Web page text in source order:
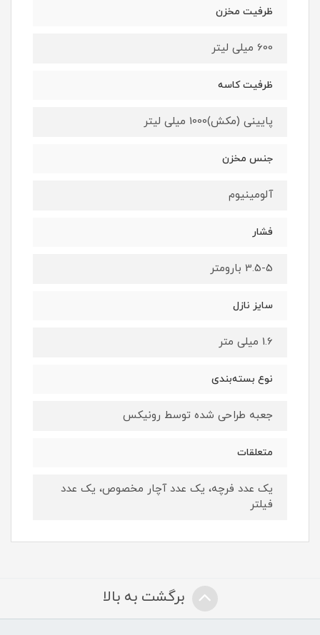
ظرفیت مخزن
600 میلی لیتر
ظرفیت کاسه
پایینی (مکش)1000 میلی لیتر
جنس مخزن
آلومینیوم
فشار
3.5-5 بارومتر
سایز نازل
1.6 میلی متر
نوع بسته‌بندی
جعبه طراحی شده توسط رونیکس
متعلقات
یک عدد فرچه، یک عدد آچار مخصوص، یک عدد
فیلتر
برگشت به بالا